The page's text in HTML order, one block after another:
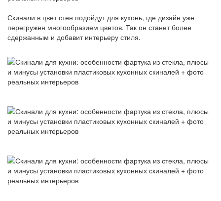
Скинали в цвет стен подойдут для кухонь, где дизайн уже
перегружен многообразием цветов. Так он станет более
сдержанным и добавит интерьеру стиля.